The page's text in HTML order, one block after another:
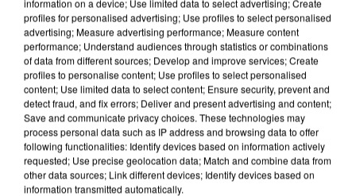
information on a device; Use limited data to select advertising; Create
profiles for personalised advertising; Use profiles to select personalised
advertising; Measure advertising performance; Measure content
performance; Understand audiences through statistics or combinations
of data from different sources; Develop and improve services; Create
profiles to personalise content; Use profiles to select personalised
content; Use limited data to select content; Ensure security, prevent and
detect fraud, and fix errors; Deliver and present advertising and content;
Save and communicate privacy choices. These technologies may
process personal data such as IP address and browsing data to offer
following functionalities: Identify devices based on information actively
requested; Use precise geolocation data; Match and combine data from
other data sources; Link different devices; Identify devices based on
information transmitted automatically.